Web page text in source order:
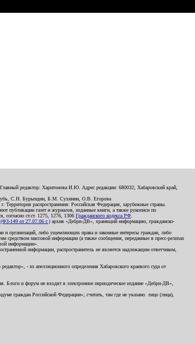
редактор: Харитонова И.Ю. Адрес редакции: 680032, Хабаровский край,
С.Н. Бурындин, Б.М. Сухинин, О.В. Егорова
распространения: Российская Федерация, зарубежные страны.
публикации газет и журналов, изданные книги, а также рукописи по
согласно ст.ст. 1275, 1276, 1306 Гражданского кодекса РФ
149 от 27.07.06 г.) архив «Дебри-ДВ», хранящий информацию, гражданско-
и организаций, либо ущемляющих права и законные интересы граждан, либо
средством массовой информации (а также сообщения, переданные в пресс-релизах
информации».
информации, распространитель не является надлежащим ответчиком,
- из апелляционного определения Хабаровского краевого суда от
Блоги и форум не входят в электронное периодическое издание «Дебри-ДВ»,
граждан Российской Федерации»; считать, там где не указано: лицо (лица),